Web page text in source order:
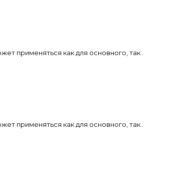
применяться как для основного, так..
применяться как для основного, так..